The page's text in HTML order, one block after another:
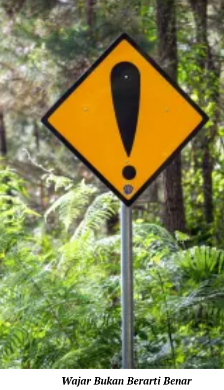
Wajar Bukan Berarti Benar